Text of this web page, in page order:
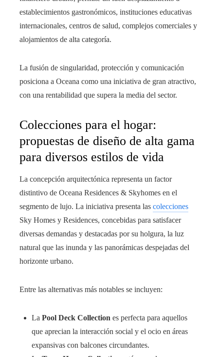
establecimientos gastronómicos, instituciones educativas
internacionales, centros de salud, complejos comerciales y
alojamientos de alta categoría.
La fusión de singularidad, protección y comunicación
posiciona a Oceana como una iniciativa de gran atractivo,
con una rentabilidad que supera la media del sector.
Colecciones para el hogar:
propuestas de diseño de alta gama
para diversos estilos de vida
La concepción arquitectónica representa un factor
distintivo de Oceana Residences & Skyhomes en el
segmento de lujo. La iniciativa presenta las colecciones
Sky Homes y Residences, concebidas para satisfacer
diversas demandas y destacadas por su holgura, la luz
natural que las inunda y las panorámicas despejadas del
horizonte urbano.
Entre las alternativas más notables se incluyen:
La Pool Deck Collection es perfecta para aquellos
que aprecian la interacción social y el ocio en áreas
expansivas con balcones circundantes.